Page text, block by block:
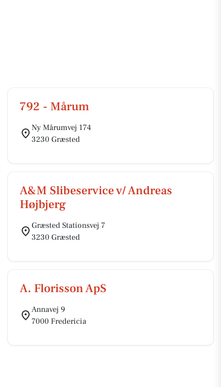
792 - Mårum
Ny Mårumvej 174
3230 Græsted
A&M Slibeservice v/ Andreas
Højbjerg
Græsted Stationsvej 7
3230 Græsted
A. Florisson ApS
Annavej 9
7000 Fredericia